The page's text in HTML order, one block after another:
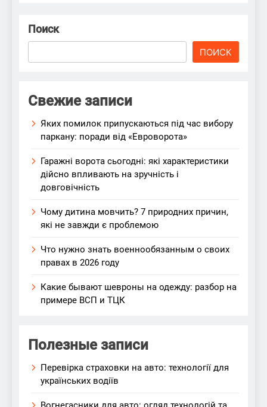
Поиск
ПОИСК
Свежие записи
Яких помилок припускаються під час вибору
паркану: поради від «Евроворота»
Гаражні ворота сьогодні: які характеристики
дійсно впливають на зручність і
довговічність
Чому дитина мовчить? 7 природних причин,
які не завжди є проблемою
Что нужно знать военнообязанным о своих
правах в 2026 году
Какие бывают шевроны на одежду: разбор на
примере ВСП и ТЦК
Полезные записи
Перевірка страховки на авто: технології для
українських водіїв